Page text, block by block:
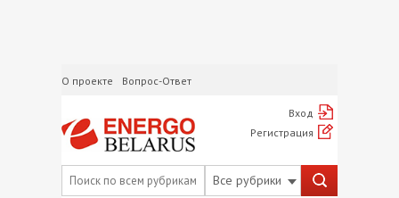
О проекте Вопрос-Ответ
Вход
Регистрация
Все рубрики